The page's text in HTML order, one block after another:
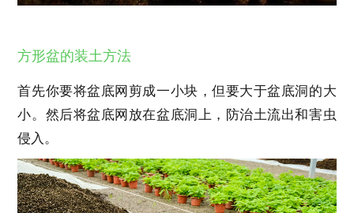
方形盆的装土方法
首先你要将盆底网剪成一小块，但要大于盆底洞的大
小。然后将盆底网放在盆底洞上，防治土流出和害虫
侵入。